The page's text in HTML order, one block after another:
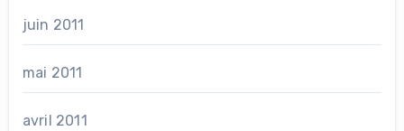
juin 2011
mai 2011
avril 2011